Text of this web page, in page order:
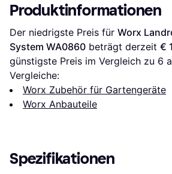
Produktinformationen
Der niedrigste Preis für Worx
System WA0860 beträgt derzeit €
günstigste Preis im Vergleich zu 6
Vergleiche:
Worx Zubehör für Gartengeräte
Worx Anbauteile
Spezifikationen